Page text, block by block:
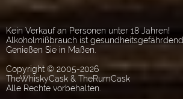
Kein Verkauf an Personen unter 18 Jahren!
Alkoholmißbrauch ist gesundheitsgefährdend.
Genießen Sie in Maßen.
Copyright © 2005-2026
TheWhiskyCask & TheRumCask
Alle Rechte vorbehalten.